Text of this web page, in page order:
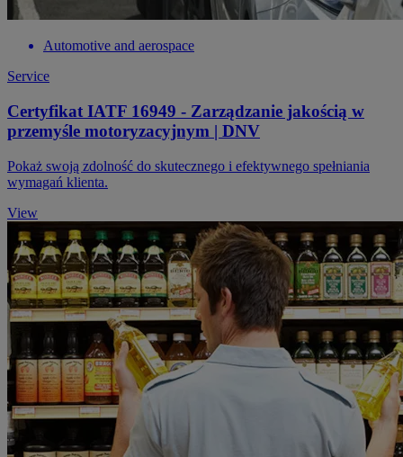
Automotive and aerospace
Service
Certyfikat IATF 16949 - Zarządzanie jakością w
przemyśle motoryzacyjnym | DNV
Pokaż swoją zdolność do skutecznego i efektywnego spełniania
wymagań klienta.
View